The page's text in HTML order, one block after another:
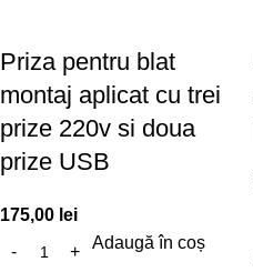
Priza pentru blat
montaj aplicat cu trei
prize 220v si doua
prize USB
175,00 lei
Adaugă în coș